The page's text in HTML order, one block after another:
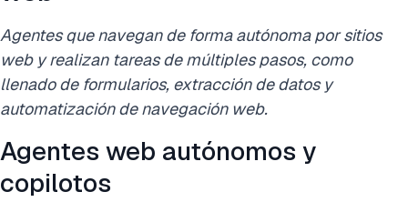
Agentes que navegan de forma autónoma por sitios
web y realizan tareas de múltiples pasos, como
llenado de formularios, extracción de datos y
automatización de navegación web.
Agentes web autónomos y
copilotos